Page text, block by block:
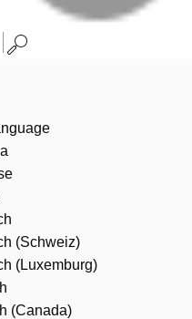
(Schweiz)
(Luxemburg)
(Canada)